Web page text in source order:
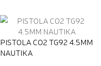
PISTOLA CO2 TG92 4.5MM
NAUTIKA